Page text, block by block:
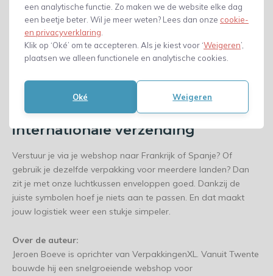
een analytische functie. Zo maken we de website elke dag
een beetje beter. Wil je meer weten? Lees dan onze cookie-
en privacyverklaring
Klik op ‘Oké’ om te accepteren. Als je kiest voor ‘Weigeren’,
plaatsen we alleen functionele en analytische cookies.
Oké Weigeren
LDPE 4
FSC-logo bij papier van verantwoorde herkomst
Hierdoor is je verpakking direct geschikt voor gebruik in
drukwerkversies.
Eén verpakking, klaar voor
internationale verzending
Verstuur je via je webshop naar Frankrijk of Spanje? Of
gebruik je dezelfde verpakking voor meerdere landen? Dan
zit je met onze luchtkussen enveloppen goed. Dankzij de
juiste symbolen hoef je niets aan te passen. En dat maakt
jouw logistiek weer een stukje simpeler.
Over de auteur:
Jeroen Boeve is oprichter van VerpakkingenXL. Vanuit Twente
bouwde hij een snelgroeiende webshop voor